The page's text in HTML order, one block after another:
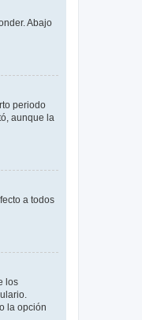
Abajo
periodo
aunque la
a todos
los
la opción